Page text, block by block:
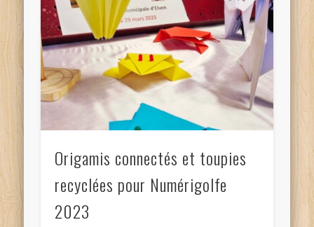
Origamis connectés et toupies
recyclées pour Numérigolfe
2023